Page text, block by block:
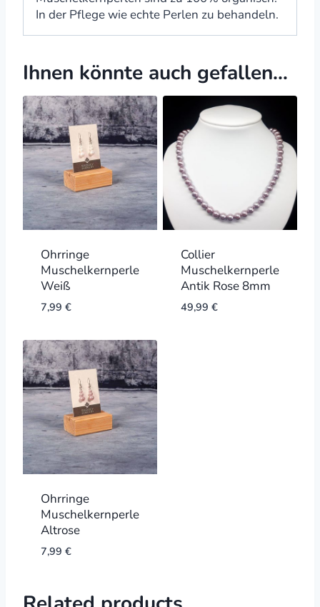
In der Pflege wie echte Perlen zu behandeln.
Ihnen könnte auch gefallen…
Ohrringe
Muschelkernperle
Weiß
7,99 €
Collier
Muschelkernperlen
Antik Rose 8mm
49,99 €
Ohrringe
Muschelkernperle
Altrose
7,99 €